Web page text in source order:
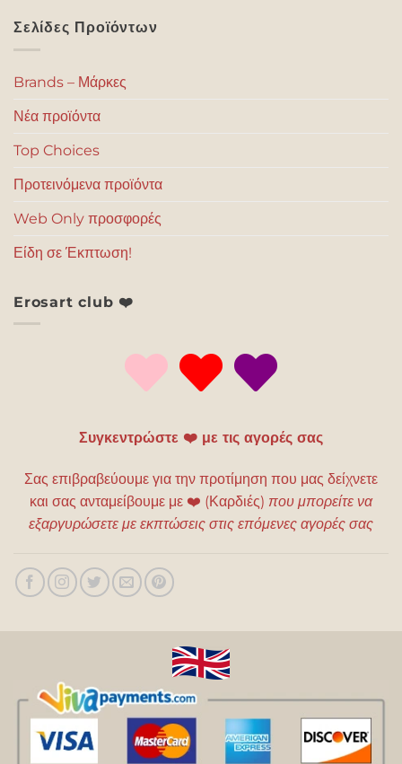
Σελίδες Προϊόντων
Brands – Μάρκες
Νέα προϊόντα
Top Choices
Προτεινόμενα προϊόντα
Web Only προσφορές
Είδη σε Έκπτωση!
Erosart club ❤️
Συγκεντρώστε ❤️ με τις αγορές σας
Σας επιβραβεύουμε για την προτίμηση που μας δείχνετε
και σας ανταμείβουμε με ❤️ (Καρδιές) που μπορείτε να
εξαργυρώσετε με εκπτώσεις στις επόμενες αγορές σας